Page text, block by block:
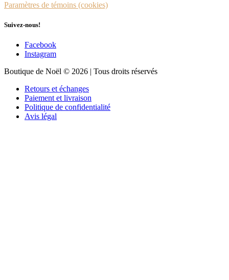
Paramètres de témoins (cookies)
Suivez-nous!
Facebook
Instagram
Boutique de Noël © 2026 | Tous droits réservés
Retours et échanges
Paiement et livraison
Politique de confidentialité
Avis légal